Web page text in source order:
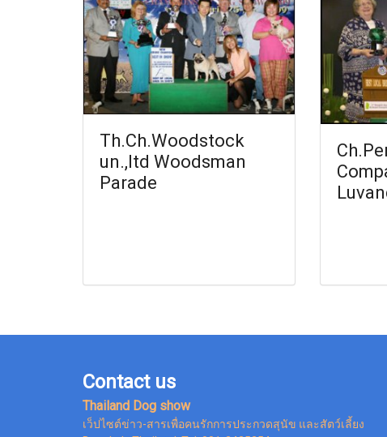
Th.Ch.Woodstock
un.,ltd Woodsman
Parade
Contact us
Thailand Dog show
เว็ปไซต์ข่าว-สารเพื่อคนรักการประกวดสุนัข และสัตว์เลี้ยง